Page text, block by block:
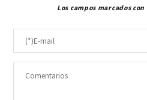
Los campos marcados